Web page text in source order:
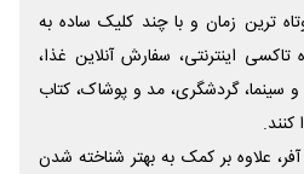
ترین زمان و با چند کلیک ساده به
اینترنتی، سفارش آنلاین غذا،
و سینما، گردشگری، مد و پوشاک، کتاب
علاوه بر کمک به بهتر شناخته شدن